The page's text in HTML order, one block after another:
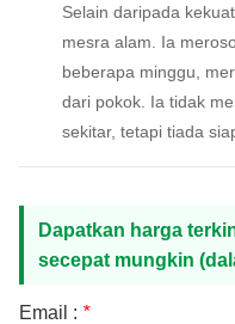
Selain daripada
mesra alam. Ia
beberapa minggu,
dari pokok. Ia tidak
sekitar, tetapi tiada
Dapatkan harga
secepat mungkin
Email : *